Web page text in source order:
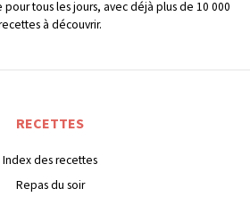
pour tous les jours, avec déjà plus de 10 000
à découvrir.
RECETTES
Index des recettes
Repas du soir